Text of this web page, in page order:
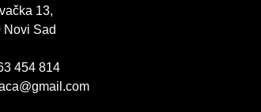
13,
Novi Sad
454 814